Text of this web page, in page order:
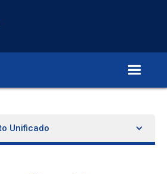
Unificado